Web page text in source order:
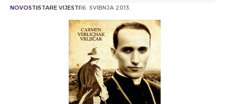
NOVOSTISTARE VIJESTI16. SVIBNJA 2013.